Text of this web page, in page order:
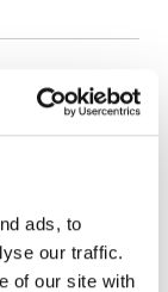
ads, to
our traffic.
of our site with